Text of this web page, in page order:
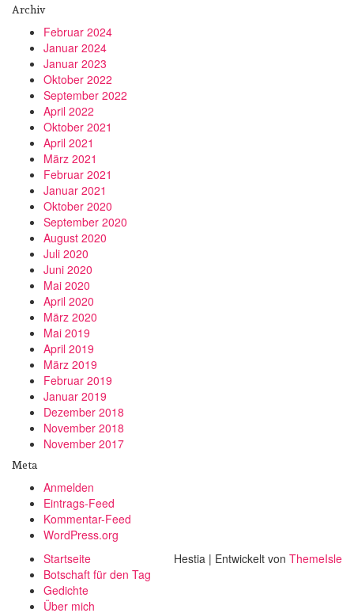
Archiv
Februar 2024
Januar 2024
Januar 2023
Oktober 2022
September 2022
April 2022
Oktober 2021
April 2021
März 2021
Februar 2021
Januar 2021
Oktober 2020
September 2020
August 2020
Juli 2020
Juni 2020
Mai 2020
April 2020
März 2020
Mai 2019
April 2019
März 2019
Februar 2019
Januar 2019
Dezember 2018
November 2018
November 2017
Meta
Anmelden
Eintrags-Feed
Kommentar-Feed
WordPress.org
Startseite
Botschaft für den Tag
Gedichte
Über mich
Hestia | Entwickelt von ThemeIsle